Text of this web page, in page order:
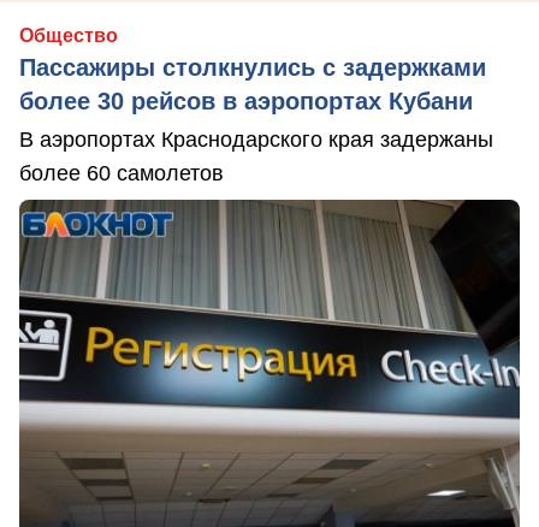
Общество
Пассажиры столкнулись с задержками
более 30 рейсов в аэропортах Кубани
В аэропортах Краснодарского края задержаны
более 60 самолетов